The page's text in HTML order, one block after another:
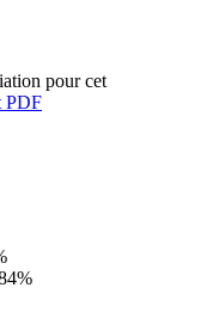
pour cet
PDF